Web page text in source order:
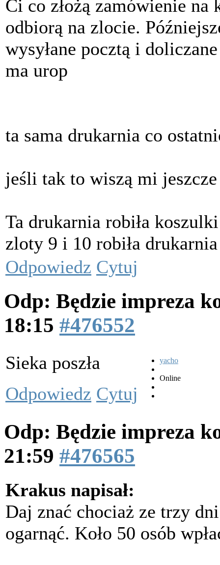
Ci co złożą zamówienie
odbiorą na zlocie.
wysyłane pocztą i
ma urop
ta sama drukarnia co
jeśli tak to wiszą mi
Ta drukarnia robiła
zloty 9 i 10 robiła
Odpowiedz Cytuj
Odp: Będzie impreza
18:15 #476552
Sieka poszła yacho
Online
Odpowiedz Cytuj
Odp: Będzie impreza
21:59 #476565
Krakus napisał:
Daj znać chociaż ze trzy
ogarnąć. Koło 50 osób